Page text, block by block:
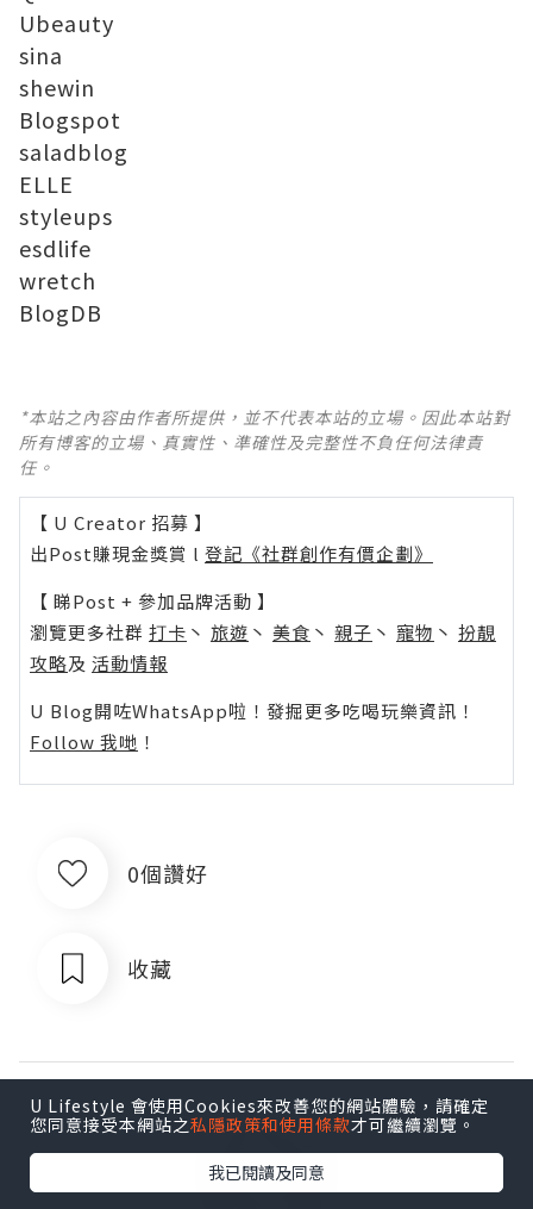
Ubeauty
sina
shewin
Blogspot
saladblog
ELLE
styleups
esdlife
wretch
BlogDB
*本站之內容由作者所提供，並不代表本站的立場。因此本站對
所有博客的立場、真實性、準確性及完整性不負任何法律責
任。
【 U Creator 招募 】
出Post賺現金獎賞 l 登記《社群創作有價企劃》
【 睇Post + 參加品牌活動 】
瀏覽更多社群 打卡 丶 旅遊 丶 美食 丶 親子 丶 寵物 丶 扮靚
攻略及 活動情報
U Blog開咗WhatsApp啦！發掘更多吃喝玩樂資訊！
Follow 我哋 ！
0個讚好
收藏
U Lifestyle 會使用Cookies來改善您的網站體驗，請確定
您同意接受本網站之私隱政策和使用條款才可繼續瀏覽。
我已閱讀及同意